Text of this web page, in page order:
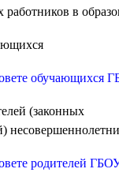
работников в
(законных
родителей